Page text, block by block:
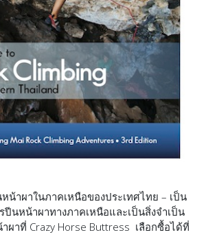
น้าผาในภาคเหนือของประเทศไทย – เป็น
ปีนหน้าผาทางภาคเหนือและเป็นสิ่งจำเป็น
ผาที่ Crazy Horse Buttress เลือกซื้อได้ที่